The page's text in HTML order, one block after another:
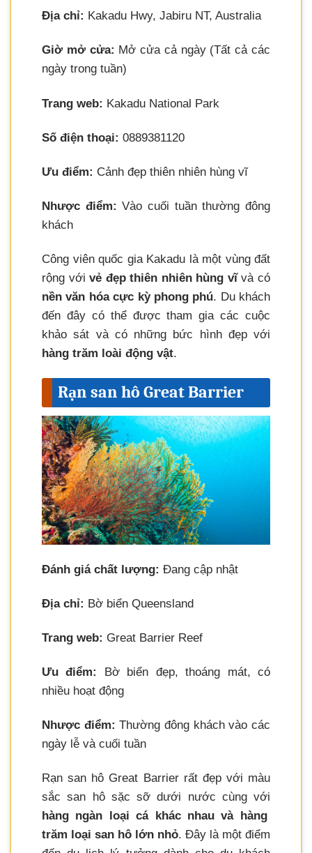
Địa chỉ: Kakadu Hwy, Jabiru NT, Australia
Giờ mở cửa: Mở cửa cả ngày (Tất cả các
ngày trong tuần)
Trang web: Kakadu National Park
Số điện thoại: 0889381120
Ưu điểm: Cảnh đẹp thiên nhiên hùng vĩ
Nhược điểm: Vào cuối tuần thường đông
khách
Công viên quốc gia Kakadu là một vùng đất
rộng vớivẻ đẹp thiên nhiên hùng vĩvà có
nền văn hóa cực kỳ phong phú. Du khách
đến đây có thể được tham gia các cuộc
khảo sát và có những bức hình đẹp với
hàng trăm loài động vật.
Rạn san hô Great Barrier
Đánh giá chất lượng: Đang cập nhật
Địa chỉ: Bờ biển Queensland
Trang web: Great Barrier Reef
Ưu điểm:
Bờ biển đẹp, thoáng mát, có
nhiều hoạt động
Nhược điểm: Thường đông khách vào các
ngày lễ và cuối tuần
Rạn san hô Great Barrier rất đẹp với màu
sắc san hô sặc sỡ dưới nước cùng với
hàng ngàn loại cá khác nhau và hàng
trăm loại san hô lớn nhỏ. Đây là một điểm